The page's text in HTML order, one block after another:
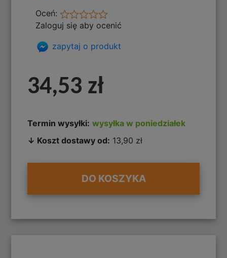
Oceń:
Zaloguj się aby ocenić
zapytaj o produkt
34,53 zł
Termin wysyłki: wysyłka w poniedziałek
↓ Koszt dostawy od: 13,90 zł
DO KOSZYKA